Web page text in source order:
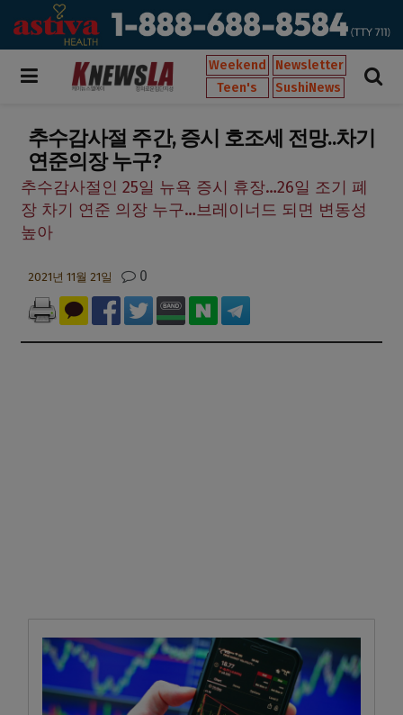
Weekend
Newsletter
Teen's
SushiNews
추수감사절 주간, 증시 호조세 전망..차기
연준의장 누구?
추수감사절인 25일 뉴욕 증시 휴장…26일 조기 폐
장 차기 연준 의장 누구…브레이너드 되면 변동성
높아
2021년 11월 21일 0